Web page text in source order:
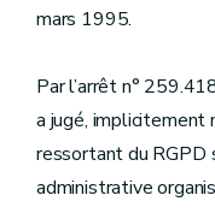
mars 1995.
Par l’arrêt n°
a jugé, implicitement
ressortant du RGPD
administrative